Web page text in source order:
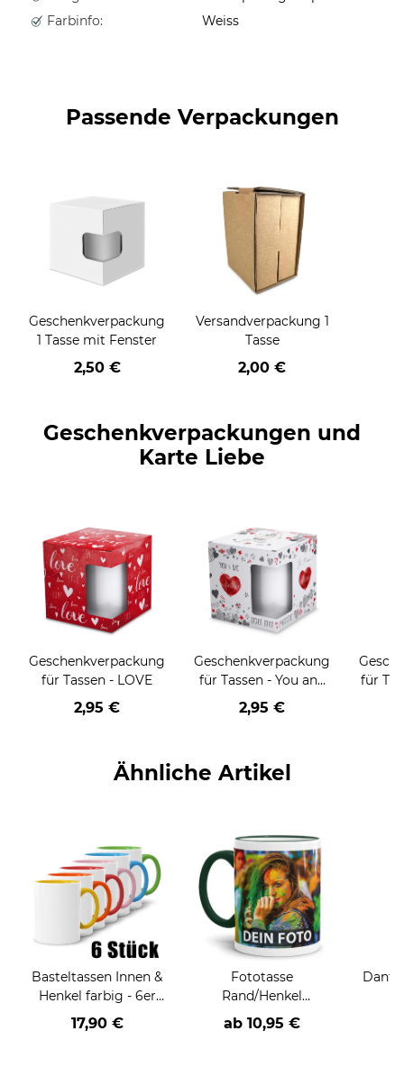
Farbinfo:
Weiss
Passende Verpackungen
Geschenkverpackung
1 Tasse mit Fenster
2,50 €
Versandverpackung 1
Tasse
2,00 €
Geschenkverpackungen und
Karte Liebe
Geschenkverpackung
für Tassen - LOVE
2,95 €
Geschenkverpackung
für Tassen - You and
me
2,95 €
für
Ähnliche Artikel
Basteltassen Innen &
Henkel farbig - 6er
Sets in
verschiedenen
17,90 €
Fototasse
Rand/Henkel
dunkelgrün
ab 10,95 €